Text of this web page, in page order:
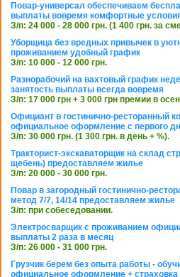
Повар-универсал обеспечиваем
выплаты вовремя комфортные
З/п: 24 000 - 28 000 грн. (1 400 грн. за
Уборщица без вредных привычек в
проживанием удобный график
З/п: 10 000 - 12 000 грн.
Разнорабочий на вахтовый график
занятость выплаты всегда вовремя
З/п: 17 000 грн + 3 000 грн премии в
Официант в гостинично-ресторанный
официальное оформление с первого
З/п: 30 000 грн. (1 300 грн. в день + %).
Тракторист-экскаваторщик на склад
щебень) предоставляем жилье
З/п: 20 000 - 30 000 грн.
Повар в загородный гостинично-
метод 7/7, 14/14 предоставляем жилье
З/п: при собеседовании.
Электросварщик с проживанием
выплаты 2 раза в месяц
З/п: 26 000 - 31 000 грн.
Грузчик берем без опыта работы -
официальное оформление + страховка